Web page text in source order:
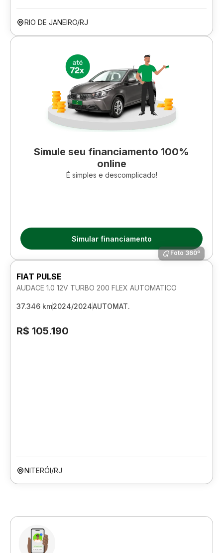
RIO DE JANEIRO/RJ
Simule seu financiamento 100%
online
É simples e descomplicado!
Simular financiamento
Foto 360º
FIAT PULSE
AUDACE 1.0 12V TURBO 200 FLEX AUTOMATICO
37.346 km2024/2024AUTOMAT.
R$ 105.190
NITERÓI/RJ